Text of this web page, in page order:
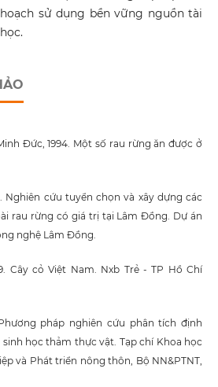
sử dụng bền vững nguồn tài
Đức, 1994. Một số rau rừng ăn được ở
Nghiên cứu tuyển chọn và xây dựng các
rau rừng có giá trị tại Lâm Đồng. Dự án
nghệ Lâm Đồng.
Cây cỏ Việt Nam. Nxb Trẻ - TP Hồ Chí
pháp nghiên cứu phân tích định
sinh học thảm thực vật. Tạp chí Khoa học
và Phát triển nông thôn, Bộ NN&PTNT,